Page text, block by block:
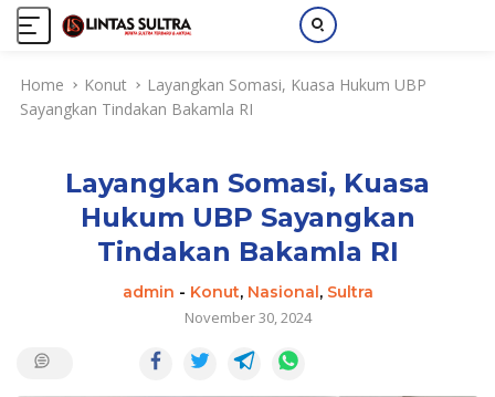
Home Konut
Layangkan Somasi, Kuasa Hukum UBP
Sayangkan Tindakan Bakamla RI
Layangkan Somasi, Kuasa
Hukum UBP Sayangkan
Tindakan Bakamla RI
admin - Konut, Nasional, Sultra
November 30, 2024